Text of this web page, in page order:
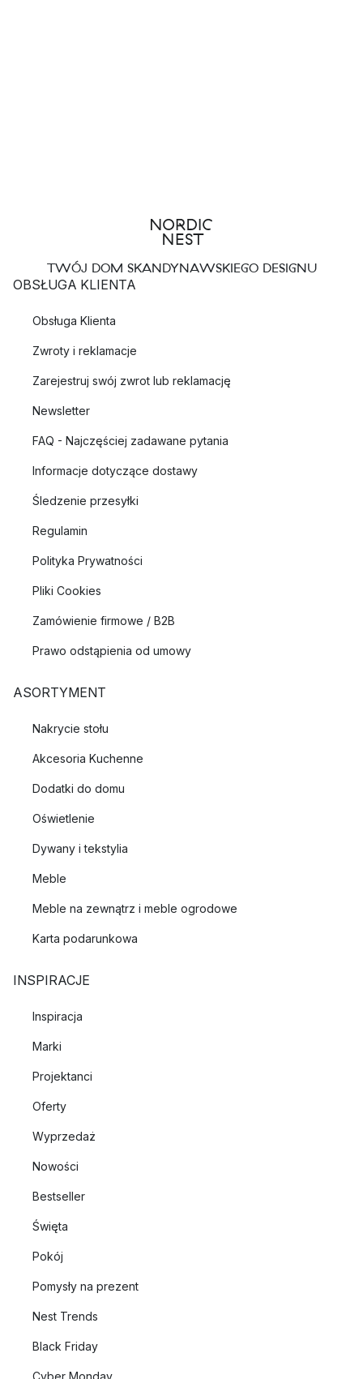
TWÓJ DOM SKANDYNAWSKIEGO DESIGNU
OBSŁUGA KLIENTA
Obsługa Klienta
Zwroty i reklamacje
Zarejestruj swój zwrot lub reklamację
Newsletter
FAQ - Najczęściej zadawane pytania
Informacje dotyczące dostawy
Śledzenie przesyłki
Regulamin
Polityka Prywatności
Pliki Cookies
Zamówienie firmowe / B2B
Prawo odstąpienia od umowy
ASORTYMENT
Nakrycie stołu
Akcesoria Kuchenne
Dodatki do domu
Oświetlenie
Dywany i tekstylia
Meble
Meble na zewnątrz i meble ogrodowe
Karta podarunkowa
INSPIRACJE
Inspiracja
Marki
Projektanci
Oferty
Wyprzedaż
Nowości
Bestseller
Święta
Pokój
Pomysły na prezent
Nest Trends
Black Friday
Cyber Monday